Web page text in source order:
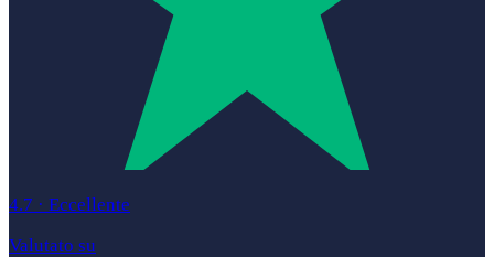
4.7 · Eccellente
Valutato su